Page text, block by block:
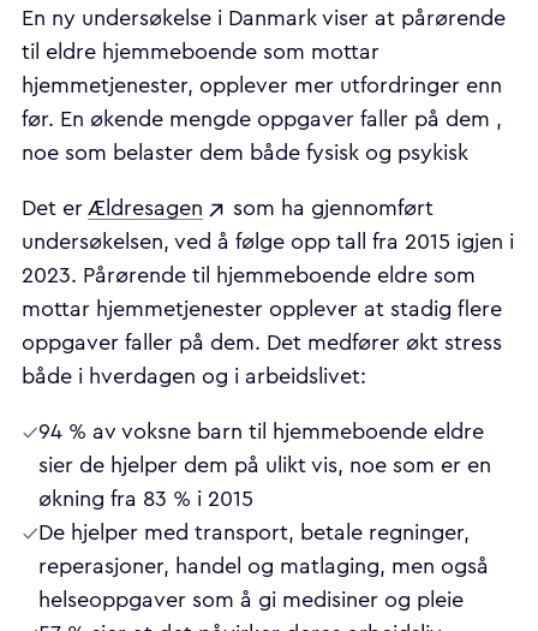
En ny undersøkelse i Danmark viser at pårørende
til eldre hjemmeboende som mottar
hjemmetjenester, opplever mer utfordringer enn
før. En økende mengde oppgaver faller på dem ,
noe som belaster dem både fysisk og psykisk
Det er Ældresagen
som ha gjennomført
undersøkelsen, ved å følge opp tall fra 2015 igjen i
2023. Pårørende til hjemmeboende eldre som
mottar hjemmetjenester opplever at stadig flere
oppgaver faller på dem. Det medfører økt stress
både i hverdagen og i arbeidslivet:
94 % av voksne barn til hjemmeboende eldre
sier de hjelper dem på ulikt vis, noe som er en
økning fra 83 % i 2015
De hjelper med transport, betale regninger,
reperasjoner, handel og matlaging, men også
helseoppgaver som å gi medisiner og pleie